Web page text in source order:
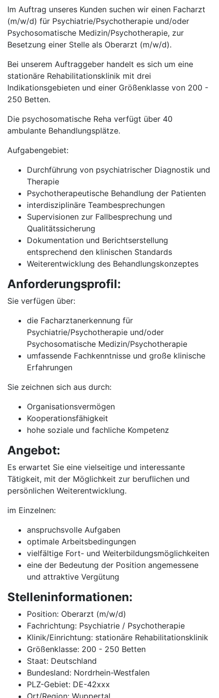
Im Auftrag unseres Kunden suchen wir einen Facharzt
(m/w/d) für Psychiatrie/Psychotherapie und/oder
Psychosomatische Medizin/Psychotherapie, zur
Besetzung einer Stelle als Oberarzt (m/w/d).
Bei unserem Auftraggeber handelt es sich um eine
stationäre Rehabilitationsklinik mit drei
Indikationsgebieten und einer Größenklasse von 200 -
250 Betten.
Die psychosomatische Reha verfügt über 40
ambulante Behandlungsplätze.
Aufgabengebiet:
Durchführung von psychiatrischer Diagnostik und
Therapie
Psychotherapeutische Behandlung der Patienten
interdisziplinäre Teambesprechungen
Supervisionen zur Fallbesprechung und
Qualitätssicherung
Dokumentation und Berichtserstellung
entsprechend den klinischen Standards
Weiterentwicklung des Behandlungskonzeptes
Anforderungsprofil:
Sie verfügen über:
die Facharztanerkennung für
Psychiatrie/Psychotherapie und/oder
Psychosomatische Medizin/Psychotherapie
umfassende Fachkenntnisse und große klinische
Erfahrungen
Sie zeichnen sich aus durch:
Organisationsvermögen
Kooperationsfähigkeit
hohe soziale und fachliche Kompetenz
Angebot:
Es erwartet Sie eine vielseitige und interessante
Tätigkeit, mit der Möglichkeit zur beruflichen und
persönlichen Weiterentwicklung.
im Einzelnen:
anspruchsvolle Aufgaben
optimale Arbeitsbedingungen
vielfältige Fort- und Weiterbildungsmöglichkeiten
eine der Bedeutung der Position angemessene
und attraktive Vergütung
Stelleninformationen:
Position: Oberarzt (m/w/d)
Fachrichtung: Psychiatrie / Psychotherapie
Klinik/Einrichtung: stationäre Rehabilitationsklinik
Größenklasse: 200 - 250 Betten
Staat: Deutschland
Bundesland: Nordrhein-Westfalen
PLZ-Gebiet: DE-42xxx
Ort/Region: Wuppertal